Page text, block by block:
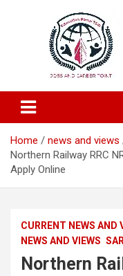
Education
Home
news and views
Northern Railway RRC
Apply Online
CURRENT NEWS AND
NEWS AND VIEWS
Northern